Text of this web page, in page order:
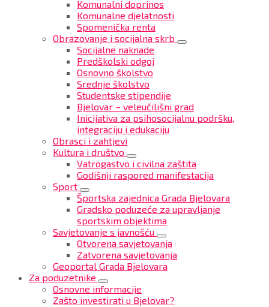
Komunalni doprinos
Komunalne djelatnosti
Spomenička renta
Obrazovanje i socijalna skrb
Socijalne naknade
Predškolski odgoj
Osnovno školstvo
Srednje školstvo
Studentske stipendije
Bjelovar – veleučilišni grad
Inicijativa za psihosocijalnu podršku,
integraciju i edukaciju
Obrasci i zahtjevi
Kultura i društvo
Vatrogastvo i civilna zaštita
Godišnji raspored manifestacija
Sport
Športska zajednica Grada Bjelovara
Gradsko poduzeće za upravljanje
sportskim objektima
Savjetovanje s javnošću
Otvorena savjetovanja
Zatvorena savjetovanja
Geoportal Grada Bjelovara
Za poduzetnike
Osnovne informacije
Zašto investirati u Bjelovar?